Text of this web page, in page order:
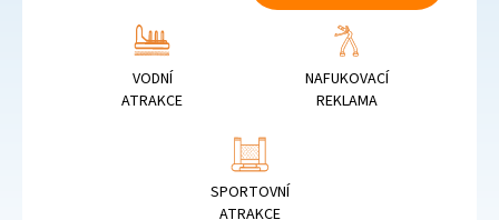
VODNÍ
ATRAKCE
NAFUKOVACÍ
REKLAMA
SPORTOVNÍ
ATRAKCE